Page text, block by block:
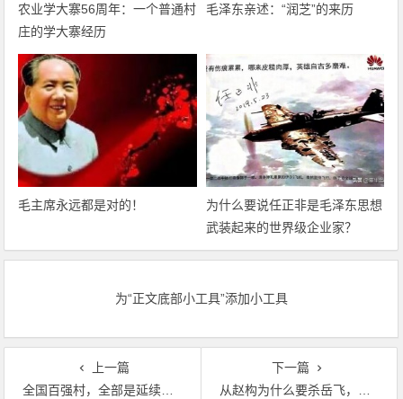
农业学大寨56周年：一个普通村
庄的学大寨经历
毛泽东亲述：“润芝”的来历
毛主席永远都是对的！
为什么要说任正非是毛泽东思想
武装起来的世界级企业家？
为“正文底部小工具”添加小工具
上一篇
全国百强村，全部是延续毛时代集体所有制！
下一篇
从赵构为什么要杀岳飞，到毛主席是人民的大救星